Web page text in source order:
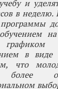
и
в неделю.
в виде
что
более